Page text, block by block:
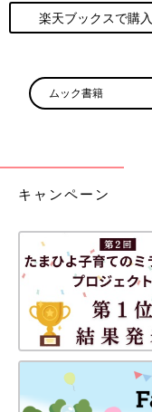
楽天ブックスで購入
ムック書籍
キャンペーン